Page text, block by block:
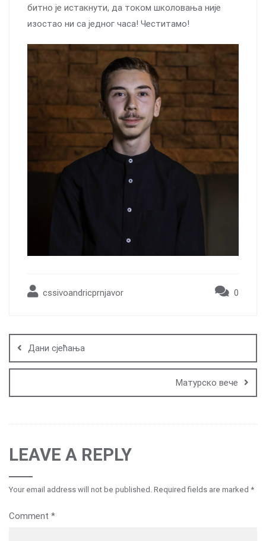
битно је истакнути, да током школовања није
изостао ни са једног часа! Честитамо!
cssivoandricprnjavor 0
navigation
Дани сјећања
Матурско вече
LEAVE A REPLY
Your email address will not be published. Required fields are marked *
Comment *